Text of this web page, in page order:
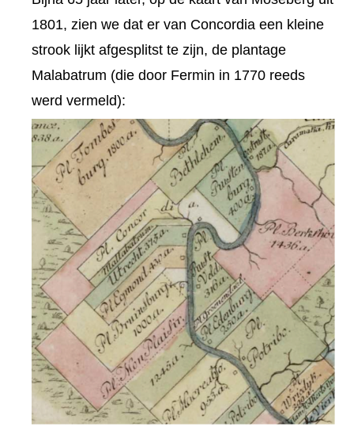
1801, zien we dat er van Concordia een kleine
strook lijkt afgesplitst te zijn, de plantage
Malabatrum (die door Fermin in 1770 reeds
werd vermeld):